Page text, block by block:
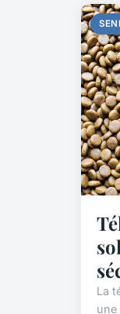
La
une